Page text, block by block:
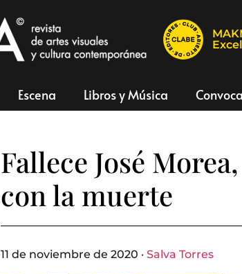
Escena Libros y Música
Fallece José
con la muerte
11 de noviembre de 2020 · Salva Torres